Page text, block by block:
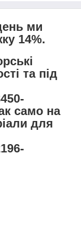
ми
14%.
та під
само на
для